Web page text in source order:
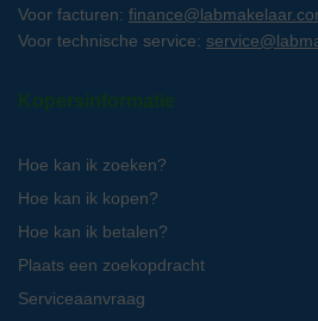
Voor facturen:
Voor technische service:
Kopersinformatie
Hoe kan ik zoeken?
Hoe kan ik kopen?
Hoe kan ik betalen?
Plaats een zoekopdracht
Serviceaanvraag